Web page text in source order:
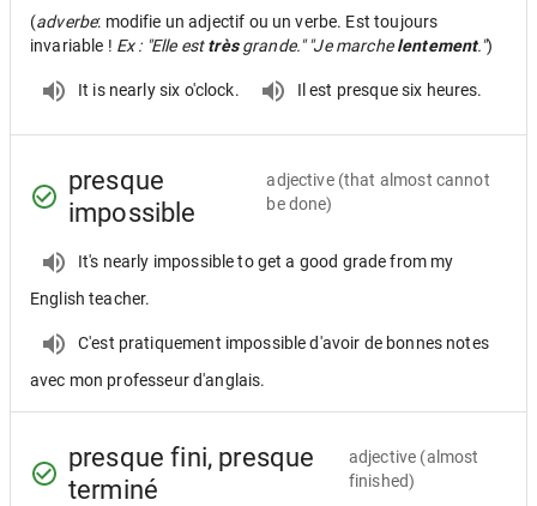
(adverbe: modifie un adjectif ou un verbe. Est toujours
invariable ! Ex : "Elle esttrèsgrande." "Je marchelentement.")
It is nearly six o'clock. Il est presque six heures.
presque
impossible
adjective (that almost cannot
be done)
It's nearly impossible to get a good grade from my
English teacher.
C'est pratiquement impossible d'avoir de bonnes notes
avec mon professeur d'anglais.
presque fini, presque
terminé
adjective (almost
finished)